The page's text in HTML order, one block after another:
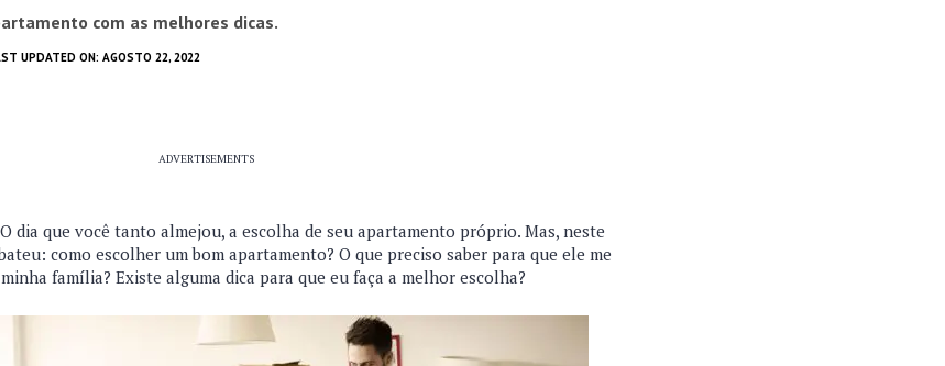
com as melhores dicas.
UPDATED ON: AGOSTO 22, 2022
ADVERTISEMENTS
dia que você tanto almejou, a escolha de seu apartamento próprio. Mas, neste
como escolher um bom apartamento? O que preciso saber para que ele me
família? Existe alguma dica para que eu faça a melhor escolha?